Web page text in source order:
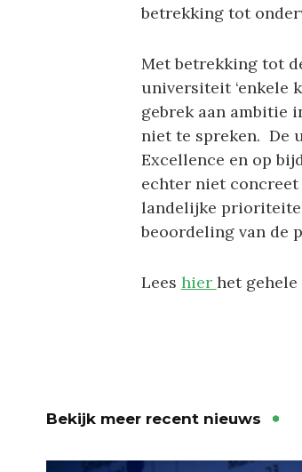
betrekking tot
Met betrekking tot
universiteit ‘enkele
gebrek aan ambitie
niet te spreken. De
Excellence en op
echter niet
landelijke
beoordeling van de
Lees hier het gehele
Bekijk meer recent nieuws